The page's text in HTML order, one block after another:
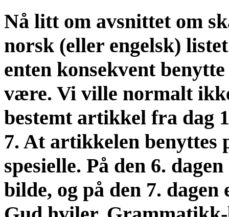
Nå litt om avsnittet om
norsk (eller engelsk)
enten konsekvent
være. Vi ville normalt
bestemt artikkel fra dag
7. At artikkelen benyttes
spesielle. På den 6.
bilde, og på den 7.